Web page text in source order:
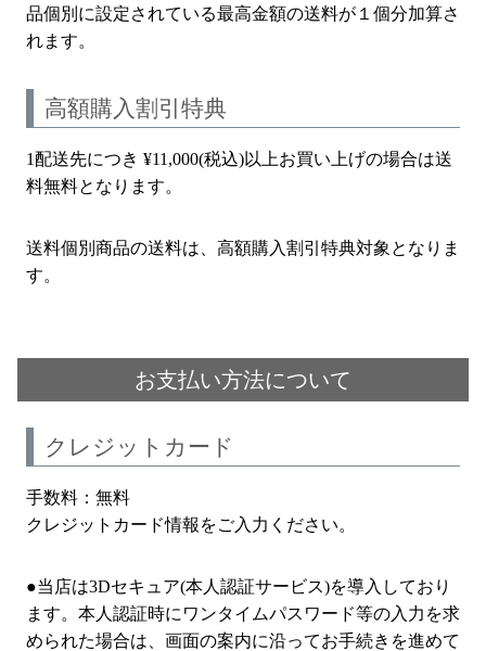
品個別に設定されている最高金額の送料が１個分加算さ
れます。
高額購入割引特典
1配送先につき ¥11,000(税込)以上お買い上げの場合は送
料無料となります。
送料個別商品の送料は、高額購入割引特典対象となりま
す。
お支払い方法について
クレジットカード
手数料：無料
クレジットカード情報をご入力ください。
●当店は3Dセキュア(本人認証サービス)を導入しており
ます。本人認証時にワンタイムパスワード等の入力を求
められた場合は、画面の案内に沿ってお手続きを進めて